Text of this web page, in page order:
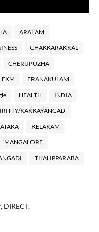
ARALAM
CHAKKARAKKAL
CHERUPUZHA
EKM ERANAKULAM
HEALTH INDIA
IRITTY/KAKKAYANGAD
KELAKAM
MANGALORE
THALIPPARABA
DIRECT,